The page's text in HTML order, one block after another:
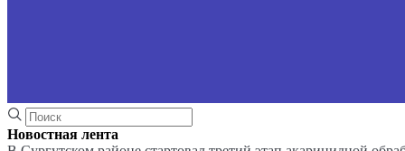
Новостная лента